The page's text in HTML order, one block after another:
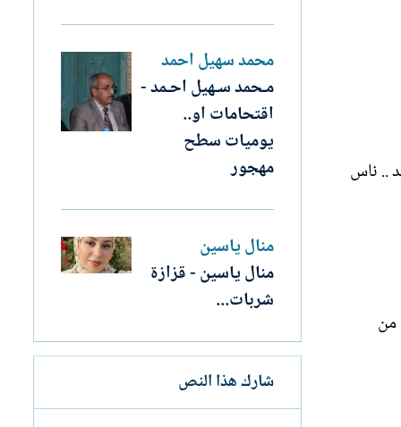
.. ناس
من
محمد سهيل أحمد
مـحمد سـهيل احـمد -
اقتحامات او..
يوميات سطح
مهجور
منال ياسين
منال ياسين - قزازة
شربات...
شارك هذا النص